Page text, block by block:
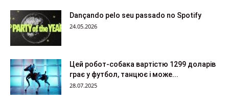
Dançando pelo seu passado no Spotify
24.05.2026
Цей робот-собака вартістю 1299 доларів
грає у футбол, танцює і може...
28.07.2025